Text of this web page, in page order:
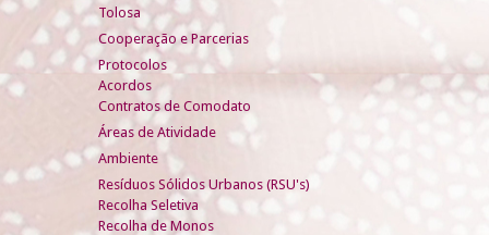
Tolosa
Cooperação e Parcerias
Protocolos
Acordos
Contratos de Comodato
Áreas de Atividade
Ambiente
Resíduos Sólidos Urbanos (RSU's)
Recolha Seletiva
Recolha de Monos